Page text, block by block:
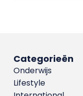
Categorieën
Onderwijs
Lifestyle